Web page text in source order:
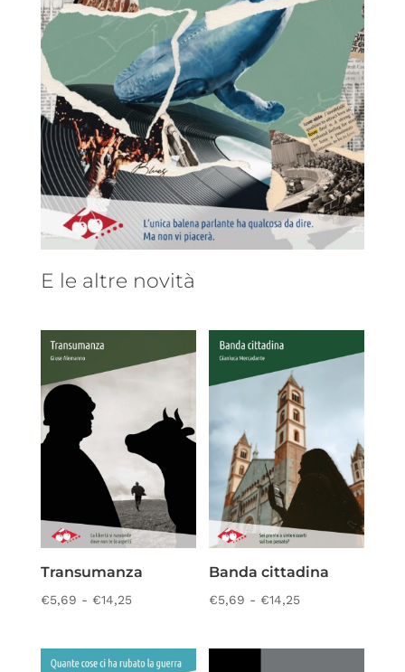
E le altre novità
Transumanza
€5,69 - €14,25Fascia
prezzo:
Banda cittadina
€5,69 - €14,25Fascia
prezzo: